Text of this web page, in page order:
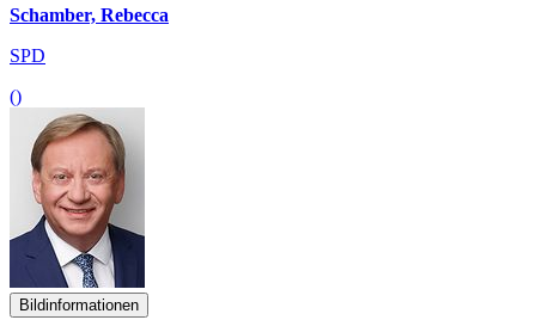
Schamber, Rebecca
SPD
()
Bildinformationen